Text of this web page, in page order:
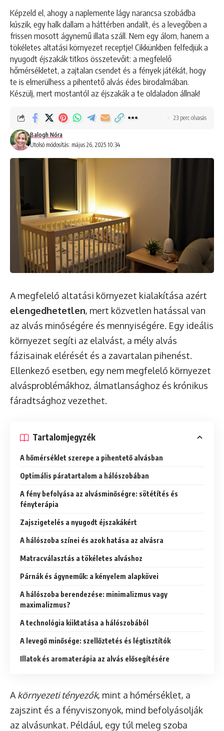
Képzeld el, ahogy a naplemente lágy narancsa szobádba
kúszik, egy halk dallam a háttérben andalít, és a levegőben a
frissen mosott ágynemű illata száll. Nem egy álom, hanem a
tökéletes altatási környezet receptje! Cikkünkben felfedjük a
nyugodt éjszakák titkos összetevőit: a megfelelő
hőmérsékletet, a zajtalan csendet és a fények játékát, hogy
te is elmerülhess a pihentető alvás édes birodalmában.
Készülj, mert mostantól az éjszakák a te oldaladon állnak!
Utolsó módosítás: május 26, 2025 10:34
Balogh Nóra
23 perc olvasás
A megfelelő altatási környezet kialakítása azért
elengedhetetlen, mert közvetlen hatással van
az alvás minőségére és mennyiségére. Egy ideális
környezet segíti az elalvást, a mély alvás
fázisainak elérését és a zavartalan pihenést.
Ellenkező esetben, egy nem megfelelő környezet
alvásproblémákhoz, álmatlansághoz és krónikus
fáradtsághoz vezethet.
Tartalomjegyzék
A hőmérséklet szerepe a pihentető alvásban
Optimális páratartalom a hálószobában
A fény befolyása az alvásminőségre: sötétítés és
fényterápia
Zajszigetelés a nyugodt éjszakákért
A hálószoba színei és azok hatása az alvásra
Matracválasztás a tökéletes alváshoz
Párnák és ágyneműk: a kényelem alapkövei
A hálószoba berendezése: minimalizmus vagy
maximalizmus?
A technológia kiiktatása a hálószobából
A levegő minősége: szellőztetés és légtisztítók
Illatok és aromaterápia az alvás elősegítésére
A környezeti tényezők, mint a hőmérséklet, a
zajszint és a fényviszonyok, mind befolyásolják
az alvásunkat. Például, egy túl meleg szoba